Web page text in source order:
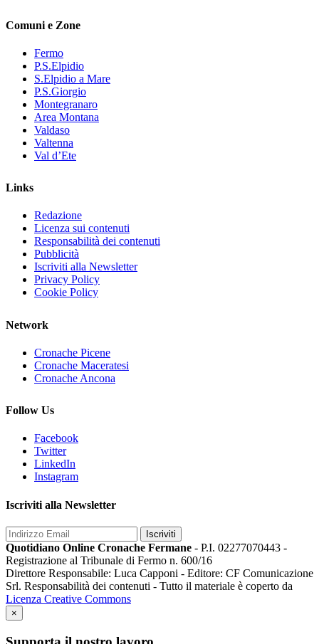
Comuni e Zone
Fermo
P.S.Elpidio
S.Elpidio a Mare
P.S.Giorgio
Montegranaro
Area Montana
Valdaso
Valtenna
Val d’Ete
Links
Redazione
Licenza sui contenuti
Responsabilità dei contenuti
Pubblicità
Iscriviti alla Newsletter
Privacy Policy
Cookie Policy
Network
Cronache Picene
Cronache Maceratesi
Cronache Ancona
Follow Us
Facebook
Twitter
LinkedIn
Instagram
Iscriviti alla Newsletter
Iscriviti
Quotidiano Online Cronache Fermane - P.I. 02277070443 -
Registrazione al Tribunale di Fermo n. 600/16
Direttore Responsabile: Luca Capponi - Editore: CF Comunicazione
Srl. Responsabilità dei contenuti - Tutto il materiale è coperto da
Licenza Creative Commons
×